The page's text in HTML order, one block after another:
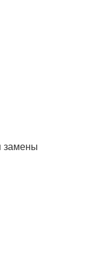
замены